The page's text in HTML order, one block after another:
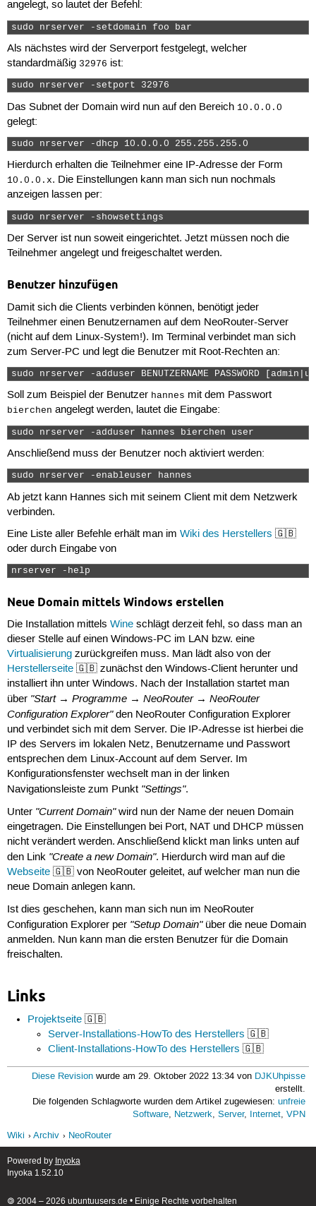
angelegt, so lautet der Befehl:
sudo nrserver -setdomain foo bar
Als nächstes wird der Serverport festgelegt, welcher
standardmäßig 32976 ist:
sudo nrserver -setport 32976
Das Subnet der Domain wird nun auf den Bereich 10.0.0.0
gelegt:
sudo nrserver -dhcp 10.0.0.0 255.255.255.0
Hierdurch erhalten die Teilnehmer eine IP-Adresse der Form
10.0.0.x. Die Einstellungen kann man sich nun nochmals
anzeigen lassen per:
sudo nrserver -showsettings
Der Server ist nun soweit eingerichtet. Jetzt müssen noch die
Teilnehmer angelegt und freigeschaltet werden.
Benutzer hinzufügen
Damit sich die Clients verbinden können, benötigt jeder
Teilnehmer einen Benutzernamen auf dem NeoRouter-Server
(nicht auf dem Linux-System!). Im Terminal verbindet man sich
zum Server-PC und legt die Benutzer mit Root-Rechten an:
sudo nrserver -adduser BENUTZERNAME PASSWORD
Soll zum Beispiel der Benutzer hannes mit dem Passwort
bierchen angelegt werden, lautet die Eingabe:
sudo nrserver -adduser hannes bierchen user
Anschließend muss der Benutzer noch aktiviert werden:
sudo nrserver -enableuser hannes
Ab jetzt kann Hannes sich mit seinem Client mit dem Netzwerk
verbinden.
Eine Liste aller Befehle erhält man im Wiki des Herstellers 🇬🇧
oder durch Eingabe von
nrserver -help
Neue Domain mittels Windows erstellen
Die Installation mittels Wineschlägt derzeit fehl, so dass man an
dieser Stelle auf einen Windows-PC im LAN bzw. eine
Virtualisierungzurückgreifen muss. Man lädt also von der
Herstellerseite🇬🇧 zunächst den Windows-Client herunter und
installiert ihn unter Windows. Nach der Installation startet man
über "Start → Programme → NeoRouter → NeoRouter
Configuration Explorer"den NeoRouter Configuration Explorer
und verbindet sich mit dem Server. Die IP-Adresse ist hierbei die
IP des Servers im lokalen Netz, Benutzername und Passwort
entsprechen dem Linux-Account auf dem Server. Im
Konfigurationsfenster wechselt man in der linken
Navigationsleiste zum Punkt "Settings".
Unter "Current Domain"wird nun der Name der neuen Domain
eingetragen. Die Einstellungen bei Port, NAT und DHCP müssen
nicht verändert werden. Anschließend klickt man links unten auf
den Link "Create a new Domain". Hierdurch wird man auf die
Webseite🇬🇧 von NeoRouter geleitet, auf welcher man nun die
neue Domain anlegen kann.
Ist dies geschehen, kann man sich nun im NeoRouter
Configuration Explorer per "Setup Domain"über die neue Domain
anmelden. Nun kann man die ersten Benutzer für die Domain
freischalten.
Links
Projektseite 🇬🇧
Server-Installations-HowTo des Herstellers 🇬🇧
Client-Installations-HowTo des Herstellers 🇬🇧
Diese Revision wurde am 29. Oktober 2022 13:34 von DJKUhpisse
erstellt.
Die folgenden Schlagworte wurden dem Artikel zugewiesen:unfreie
Software, Netzwerk,Server, Internet,VPN
Wiki
Archiv NeoRouter
Powered by Inyoka
Inyoka 1.52.10
🄯 2004 – 2026 ubuntuusers.de • Einige Rechte vorbehalten